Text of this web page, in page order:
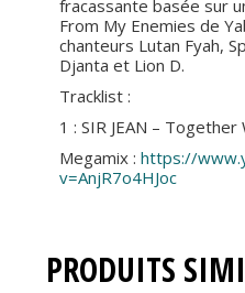
fracassante basée sur
From My Enemies de
chanteurs Lutan Fyah,
Djanta et Lion D.
Tracklist :
1 : SIR JEAN –
Megamix : https://
v=AnjR7o4HJoc
PRODUITS